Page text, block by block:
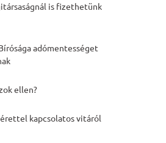
is fizethetünk
adómentességet
ellen?
kapcsolatos vitáról